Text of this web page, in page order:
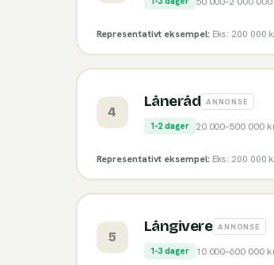
Representativt eksempel: Eks: 200 000
4
Låneråd ANNONSE
1-2 dager 20 000–500 000
Representativt eksempel: Eks: 200 000
5
Långivere ANNONSE
1-3 dager 10 000–600 000